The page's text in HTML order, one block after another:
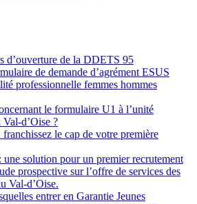
d’ouverture de la DDETS 95
de demande d’agrément ESUS
professionnelle femmes hommes
le formulaire U1 à l’unité
Val-d’Oise ?
le cap de votre première
une solution pour un premier recrutement
prospective sur l’offre de services des
Val-d’Oise.
entrer en Garantie Jeunes